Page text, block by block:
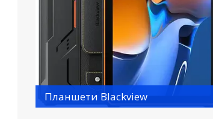
Планшети Blackview